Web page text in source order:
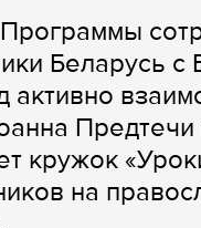
Беларусь
кружок
на